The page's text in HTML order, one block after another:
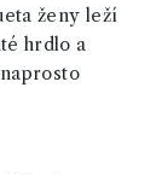
ženy leží
hrdlo a